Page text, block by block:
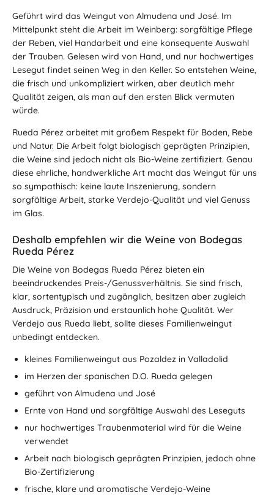
Geführt wird das Weingut von Almudena und José. Im
Mittelpunkt steht die Arbeit im Weinberg: sorgfältige Pflege
der Reben, viel Handarbeit und eine konsequente Auswahl
der Trauben. Gelesen wird von Hand, und nur hochwertiges
Lesegut findet seinen Weg in den Keller. So entstehen Weine,
die frisch und unkompliziert wirken, aber deutlich mehr
Qualität zeigen, als man auf den ersten Blick vermuten
würde.
Rueda Pérez arbeitet mit großem Respekt für Boden, Rebe
und Natur. Die Arbeit folgt biologisch geprägten Prinzipien,
die Weine sind jedoch nicht als Bio-Weine zertifiziert. Genau
diese ehrliche, handwerkliche Art macht das Weingut für uns
so sympathisch: keine laute Inszenierung, sondern
sorgfältige Arbeit, starke Verdejo-Qualität und viel Genuss
im Glas.
Deshalb empfehlen wir die Weine von Bodegas
Rueda Pérez
Die Weine von Bodegas Rueda Pérez bieten ein
beeindruckendes Preis-/Genussverhältnis. Sie sind frisch,
klar, sortentypisch und zugänglich, besitzen aber zugleich
Ausdruck, Präzision und erstaunlich hohe Qualität. Wer
Verdejo aus Rueda liebt, sollte dieses Familienweingut
unbedingt entdecken.
kleines Familienweingut aus Pozaldez in Valladolid
im Herzen der spanischen D.O. Rueda gelegen
geführt von Almudena und José
Ernte von Hand und sorgfältige Auswahl des Leseguts
nur hochwertiges Traubenmaterial wird für die Weine
verwendet
Arbeit nach biologisch geprägten Prinzipien, jedoch ohne
Bio-Zertifizierung
frische, klare und aromatische Verdejo-Weine